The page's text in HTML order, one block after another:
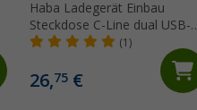
Haba Ladegerät Einbau
Steckdose C-Line dual USB-A
und USB-C 10-24 Volt
(1)
26,75 €